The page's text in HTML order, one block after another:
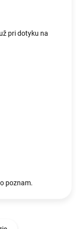
pri dotyku na
poznam.